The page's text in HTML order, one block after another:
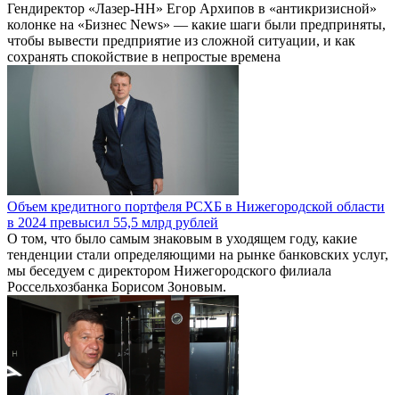
Гендиректор «Лазер-НН» Егор Архипов в «антикризисной»
колонке на «Бизнес News» — какие шаги были предприняты,
чтобы вывести предприятие из сложной ситуации, и как
сохранять спокойствие в непростые времена
Объем кредитного портфеля РСХБ в Нижегородской области
в 2024 превысил 55,5 млрд рублей
О том, что было самым знаковым в уходящем году, какие
тенденции стали определяющими на рынке банковских услуг,
мы беседуем с директором Нижегородского филиала
Россельхозбанка Борисом Зоновым.